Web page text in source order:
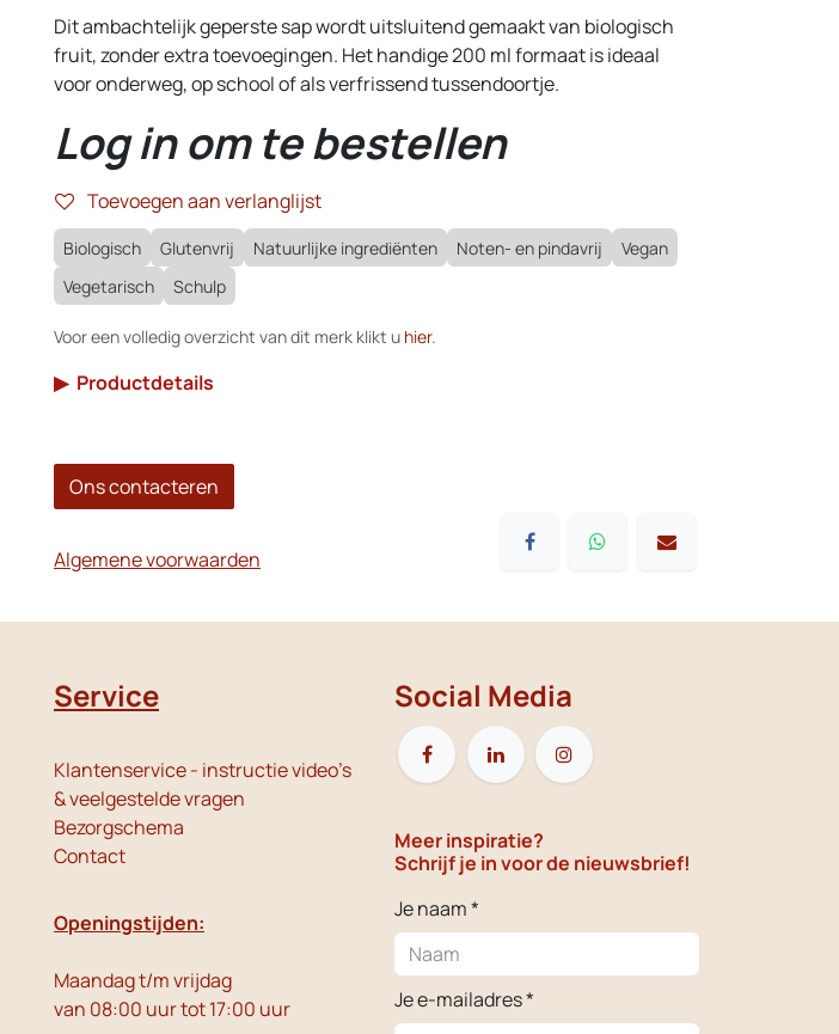
Dit ambachtelijk geperste sap wordt uitsluitend gemaakt van biologisch
fruit, zonder extra toevoegingen. Het handige 200 ml formaat is ideaal
voor onderweg, op school of als verfrissend tussendoortje.
Log in om te bestellen
Toevoegen aan verlanglijst
Biologisch Glutenvrij Natuurlijke ingrediënten Noten- en pindavrij
Vegan
Vegetarisch
Schulp
Voor een volledig overzicht van dit merk klikt u hier.
▶ Productdetails
Ons contacteren
Algemene voorwaarden
Service
Klantenservice - instructie video's
& veelgestelde vragen
Bezorgschema
Contact
Openingstijden:
Maandag t/m vrijdag
van 08:00 uur tot 17:00 uur
Social Media
Meer inspiratie?
Schrijf je in voor de nieuwsbrief!
Je naam *
Je e-mailadres *